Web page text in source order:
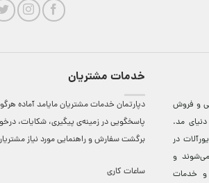
و فروش
مد.
در
و
و خدمات
خدمات مشتریان
دپارتمان خدمات مشتریان مایامد آماده
پاسخگویی در زمینه‌ی پیگیری، شکایات،
برگشت سفارش و راهنمایی مورد نیاز
ساعات کاری